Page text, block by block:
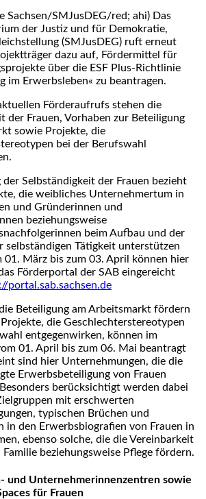
Sachsen/SMJusDEG/red; ahi) Das
der Justiz und für Demokratie,
(SMJusDEG) ruft erneut
dazu auf, Fördermittel für
über die ESF Plus-Richtlinie
im Erwerbsleben« zu beantragen.
Förderaufrufs stehen die
der Frauen, Vorhaben zur Beteiligung
sowie Projekte, die
bei der Berufswahl
der Selbständigkeit der Frauen bezieht
die weibliches Unternehmertum in
und Gründerinnen und
beziehungsweise
beim Aufbau und der
selbständigen Tätigkeit unterstützen
01. März bis zum 03. April können hier
Förderportal der SAB eingereicht
portal.sab.sachsen.de
Beteiligung am Arbeitsmarkt fördern
die Geschlechterstereotypen
entgegenwirken, können im
01. April bis zum 06. Mai beantragt
sind hier Unternehmungen, die die
Erwerbsbeteiligung von Frauen
berücksichtigt werden dabei
mit erschwerten
typischen Brüchen und
in den Erwerbsbiografien von Frauen in
ebenso solche, die die Vereinbarkeit
beziehungsweise Pflege fördern.
und Unternehmerinnenzentren sowie
für Frauen